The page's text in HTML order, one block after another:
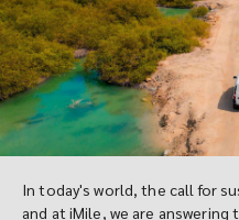
In today's world, the call for
and at iMile, we are